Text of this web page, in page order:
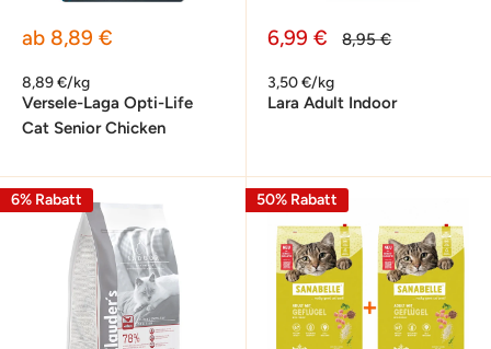
Sonderpreis
ab 8,89 €
8,89 €/kg
Versele-Laga Opti-Life
Cat Senior Chicken
Sonderpreis
6,99 € Normalpreis
8,95 €
3,50 €/kg
Lara Adult Indoor
6% Rabatt 50% Rabatt